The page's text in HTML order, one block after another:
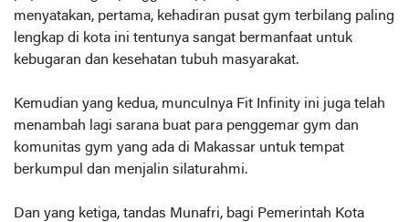
menyatakan, pertama, kehadiran pusat gym terbilang paling
lengkap di kota ini tentunya sangat bermanfaat untuk
kebugaran dan kesehatan tubuh masyarakat.
Kemudian yang kedua, munculnya Fit Infinity ini juga telah
menambah lagi sarana buat para penggemar gym dan
komunitas gym yang ada di Makassar untuk tempat
berkumpul dan menjalin silaturahmi.
Dan yang ketiga, tandas Munafri, bagi Pemerintah Kota